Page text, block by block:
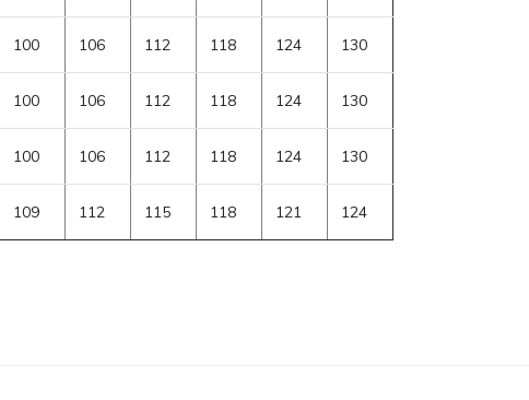
100 106 112 118 124 130
100 106 112 118 124 130
100 106 112 118 124 130
109 112 115 118 121 124